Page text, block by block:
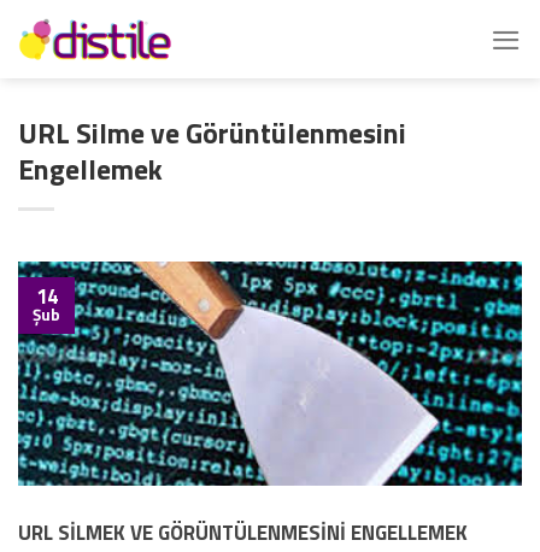
İçeriğe
atla
URL Silme ve Görüntülenmesini
Engellemek
14
Şub
URL SİLMEK VE GÖRÜNTÜLENMESİNİ ENGELLEMEK